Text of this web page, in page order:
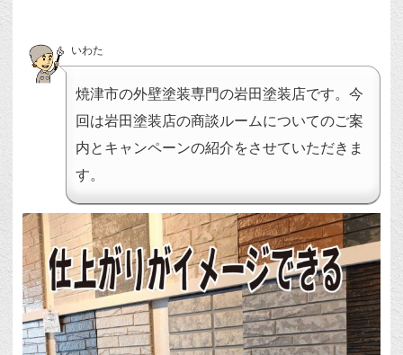
いわた
焼津市の外壁塗装専門の岩田塗装店です。今
回は岩田塗装店の商談ルームについてのご案
内とキャンペーンの紹介をさせていただきま
す。